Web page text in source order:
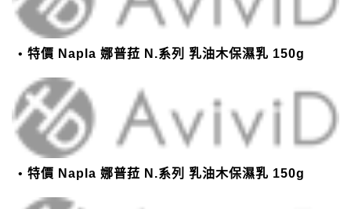
特價 Napla 娜普菈 N.系列 乳油木保濕乳 150g
特價 Napla 娜普菈 N.系列 乳油木保濕乳 150g